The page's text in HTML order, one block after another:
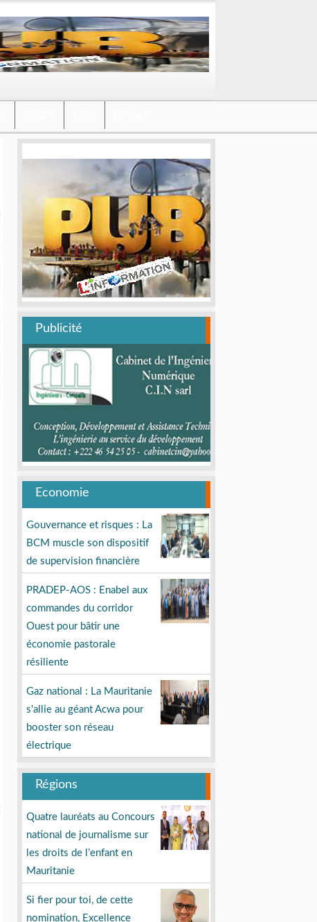
Publicité
Economie
Gouvernance et risques : La
BCM muscle son dispositif
de supervision financière
PRADEP-AOS : Enabel aux
commandes du corridor
Ouest pour bâtir une
économie pastorale
résiliente
Gaz national : La Mauritanie
s'allie au géant Acwa pour
booster son réseau
électrique
Régions
Quatre lauréats au Concours
national de journalisme sur
les droits de l’enfant en
Mauritanie
Si fier pour toi, de cette
nomination, Excellence